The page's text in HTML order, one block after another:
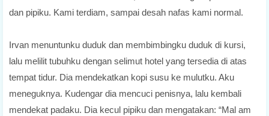
dan pipiku. Kami terdiam, sampai desah nafas kami normal.
Irvan menuntunku duduk dan membimbingku duduk di kursi,
lalu melilit tubuhku dengan selimut hotel yang tersedia di atas
tempat tidur. Dia mendekatkan kopi susu ke mulutku. Aku
meneguknya. Kudengar dia mencuci penisnya, lalu kembali
mendekat padaku. Dia kecul pipiku dan mengatakan: “Mal am